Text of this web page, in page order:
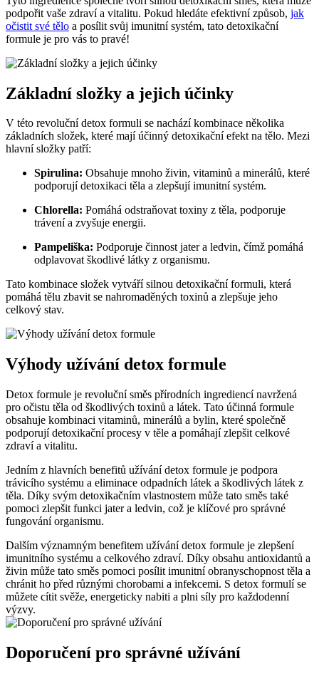
podpořit vaše zdraví a vitalitu. Pokud hledáte efektivní způsob, jak
očistit své tělo a posílit svůj imunitní systém, tato detoxikační
formule je pro vás to pravé!
Základní složky a jejich účinky
V této revoluční detox formuli se nachází kombinace několika
základních složek, které mají účinný detoxikační efekt na tělo. Mezi
hlavní složky patří:
Spirulina: Obsahuje mnoho živin, vitaminů a minerálů, které
podporují detoxikaci těla a zlepšují imunitní systém.
Chlorella: Pomáhá odstraňovat toxiny z těla, podporuje
trávení a zvyšuje energii.
Pampeliška: Podporuje činnost jater a ledvin, čímž pomáhá
odplavovat škodlivé látky z organismu.
Tato kombinace složek vytváří silnou detoxikační formuli, která
pomáhá tělu zbavit se nahromaděných toxinů a zlepšuje jeho
celkový stav.
Výhody užívání detox formule
Detox formule je revoluční směs přírodních ingrediencí navržená
pro očistu těla od škodlivých toxinů a látek. Tato účinná formule
obsahuje kombinaci vitaminů, minerálů a bylin, které společně
podporují detoxikační procesy v těle a pomáhají zlepšit celkové
zdraví a vitalitu.
Jedním z hlavních benefitů užívání detox formule je podpora
trávicího systému a eliminace odpadních látek a škodlivých látek z
těla. Díky svým detoxikačním vlastnostem může tato směs také
pomoci zlepšit funkci jater a ledvin, což je klíčové pro správné
fungování organismu.
Dalším významným benefitem užívání detox formule je zlepšení
imunitního systému a celkového zdraví. Díky obsahu antioxidantů a
živin může tato směs pomoci posílit imunitní obranyschopnost těla a
chránit ho před různými chorobami a infekcemi. S detox formulí se
můžete cítit svěže, energeticky nabiti a plni síly pro každodenní
výzvy.
Doporučení pro správné užívání